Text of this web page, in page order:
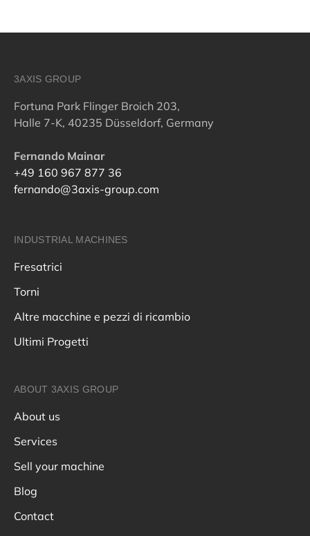
3AXIS GROUP
Fortuna Park Flinger Broich 203,
Halle 7-K, 40235 Düsseldorf, Germany
Fernando Mainar
+49 160 967 877 36
fernando@3axis-group.com
INDUSTRIAL MACHINES
Fresatrici
Torni
Altre macchine e pezzi di ricambio
Ultimi Progetti
ABOUT 3AXIS GROUP
About us
Services
Sell your machine
Blog
Contact